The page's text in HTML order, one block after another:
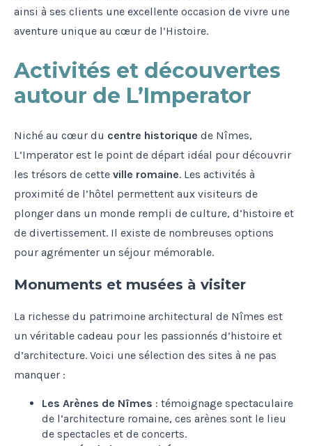
ainsi à ses clients une excellente occasion de vivre une
aventure unique au cœur de l’Histoire.
Activités et découvertes
autour de L’Imperator
Niché au cœur du centre historique de Nîmes,
L’Imperator est le point de départ idéal pour découvrir
les trésors de cette ville romaine. Les activités à
proximité de l’hôtel permettent aux visiteurs de
plonger dans un monde rempli de culture, d’histoire et
de divertissement. Il existe de nombreuses options
pour agrémenter un séjour mémorable.
Monuments et musées à visiter
La richesse du patrimoine architectural de Nîmes est
un véritable cadeau pour les passionnés d’histoire et
d’architecture. Voici une sélection des sites à ne pas
manquer :
Les Arènes de Nîmes : témoignage spectaculaire
de l’architecture romaine, ces arènes sont le lieu
de spectacles et de concerts.